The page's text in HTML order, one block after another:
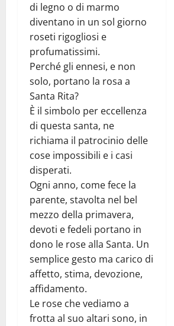
di legno o di marmo
diventano in un sol giorno
roseti rigogliosi e
profumatissimi.
Perché gli ennesi, e non
solo, portano la rosa a
Santa Rita?
È il simbolo per eccellenza
di questa santa, ne
richiama il patrocinio delle
cose impossibili e i casi
disperati.
Ogni anno, come fece la
parente, stavolta nel bel
mezzo della primavera,
devoti e fedeli portano in
dono le rose alla Santa. Un
semplice gesto ma carico di
affetto, stima, devozione,
affidamento.
Le rose che vediamo a
frotta al suo altari sono, in